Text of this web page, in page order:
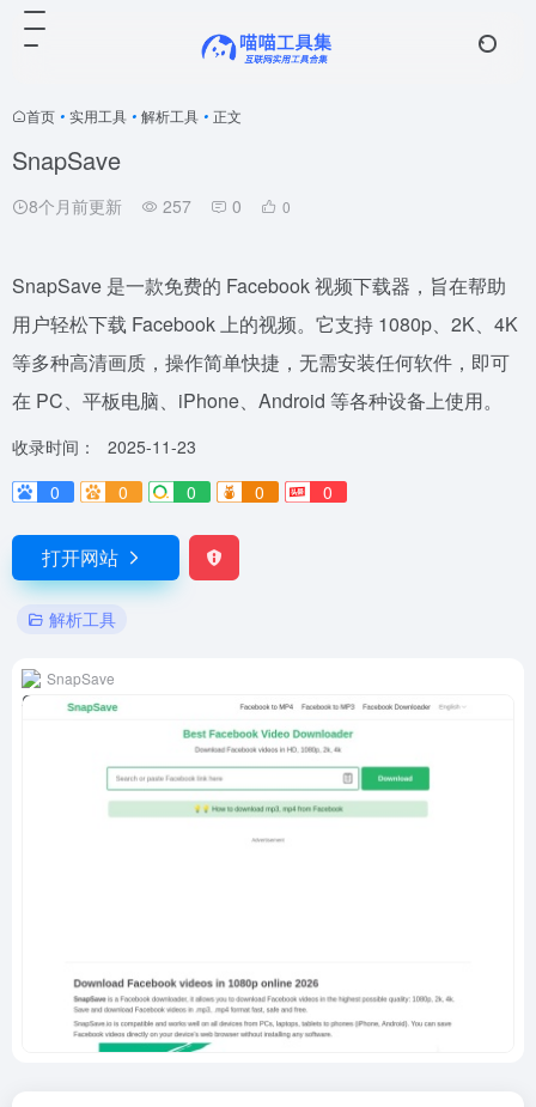
首页 • 实用工具 • 解析工具 • 正文
SnapSave
8个月前更新 257 0 0
SnapSave 是一款免费的 Facebook 视频下载器，旨在帮助
用户轻松下载 Facebook 上的视频。它支持 1080p、2K、4K
等多种高清画质，操作简单快捷，无需安装任何软件，即可
在 PC、平板电脑、iPhone、Android 等各种设备上使用。
收录时间：
2025-11-23
0
0 0 0 0
打开网站
解析工具
SnapSave